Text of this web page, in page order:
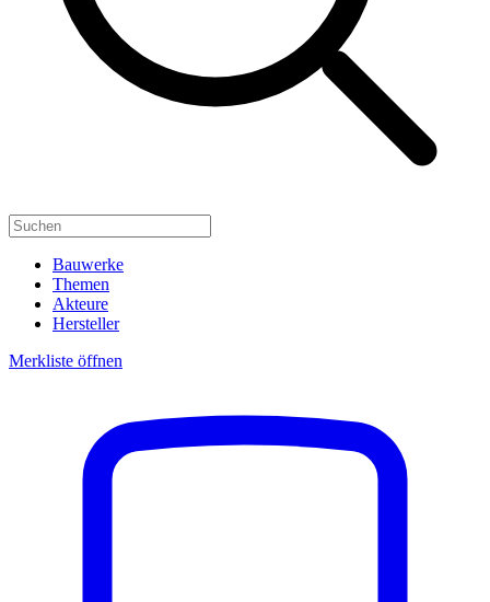
Bauwerke
Themen
Akteure
Hersteller
Merkliste öffnen